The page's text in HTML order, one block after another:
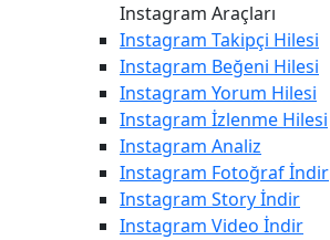
Instagram Araçları
Instagram Takipçi Hilesi
Instagram Beğeni Hilesi
Instagram Yorum Hilesi
Instagram İzlenme Hilesi
Instagram Analiz
Instagram Fotoğraf İndir
Instagram Story İndir
Instagram Video İndir